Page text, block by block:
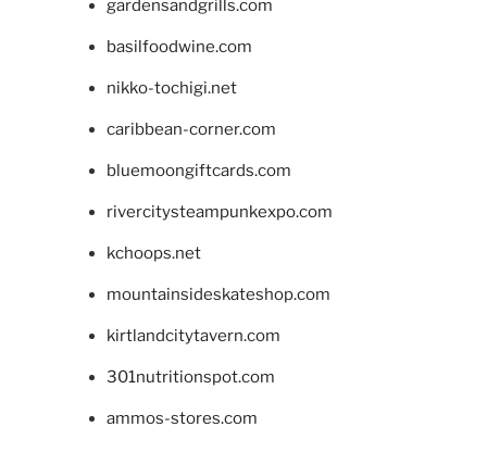
gardensandgrills.com
basilfoodwine.com
nikko-tochigi.net
caribbean-corner.com
bluemoongiftcards.com
rivercitysteampunkexpo.com
kchoops.net
mountainsideskateshop.com
kirtlandcitytavern.com
301nutritionspot.com
ammos-stores.com